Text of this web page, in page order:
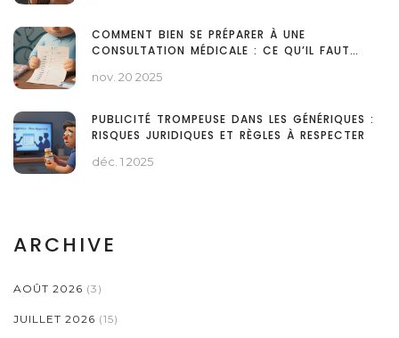
COMMENT BIEN SE PRÉPARER À UNE
CONSULTATION MÉDICALE : CE QU’IL FAUT
nov. 20 2025
PUBLICITÉ TROMPEUSE DANS LES GÉNÉRIQUES :
RISQUES JURIDIQUES ET RÈGLES À RESPECTER
déc. 1 2025
ARCHIVE
AOÛT 2026 (3)
JUILLET 2026 (15)